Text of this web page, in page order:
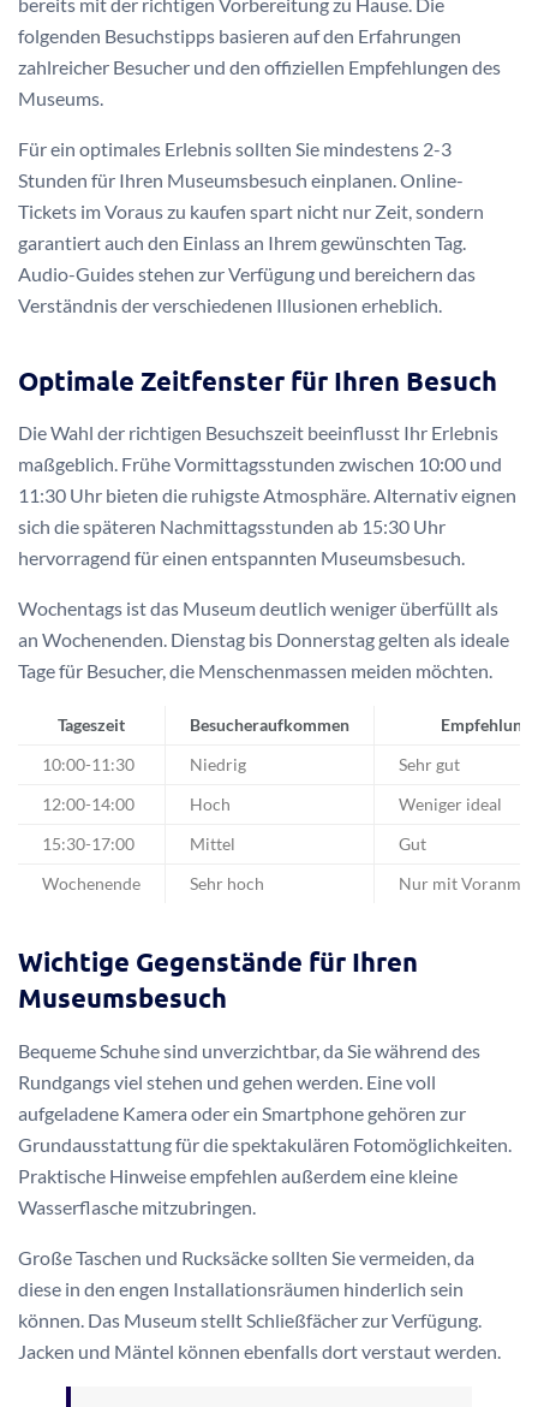
folgenden Besuchstipps basieren auf den Erfahrungen
zahlreicher Besucher und den offiziellen Empfehlungen des
Museums.
Für ein optimales Erlebnis sollten Sie mindestens 2-3
Stunden für Ihren Museumsbesuch einplanen. Online-
Tickets im Voraus zu kaufen spart nicht nur Zeit, sondern
garantiert auch den Einlass an Ihrem gewünschten Tag.
Audio-Guides stehen zur Verfügung und bereichern das
Verständnis der verschiedenen Illusionen erheblich.
Optimale Zeitfenster für Ihren Besuch
Die Wahl der richtigen Besuchszeit beeinflusst Ihr Erlebnis
maßgeblich. Frühe Vormittagsstunden zwischen 10:00 und
11:30 Uhr bieten die ruhigste Atmosphäre. Alternativ eignen
sich die späteren Nachmittagsstunden ab 15:30 Uhr
hervorragend für einen entspannten Museumsbesuch.
Wochentags ist das Museum deutlich weniger überfüllt als
an Wochenenden. Dienstag bis Donnerstag gelten als ideale
Tage für Besucher, die Menschenmassen meiden möchten.
Tageszeit Besucheraufkommen Empfehlung
10:00-11:30 Niedrig Sehr gut
12:00-14:00 Hoch Weniger ideal
15:30-17:00 Mittel Gut
Wochenende Sehr hoch Nur mit
Wichtige Gegenstände für Ihren
Museumsbesuch
Bequeme Schuhe sind unverzichtbar, da Sie während des
Rundgangs viel stehen und gehen werden. Eine voll
aufgeladene Kamera oder ein Smartphone gehören zur
Grundausstattung für die spektakulären Fotomöglichkeiten.
Praktische Hinweise empfehlen außerdem eine kleine
Wasserflasche mitzubringen.
Große Taschen und Rucksäcke sollten Sie vermeiden, da
diese in den engen Installationsräumen hinderlich sein
können. Das Museum stellt Schließfächer zur Verfügung.
Jacken und Mäntel können ebenfalls dort verstaut werden.